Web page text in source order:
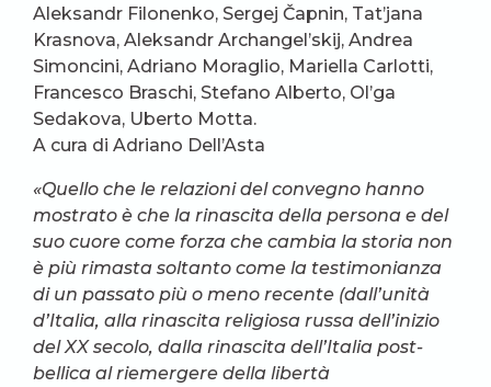
Aleksandr Filonenko, Sergej Čapnin, Tat’jana
Krasnova, Aleksandr Archangel’skij, Andrea
Simoncini, Adriano Moraglio, Mariella Carlotti,
Francesco Braschi, Stefano Alberto, Ol’ga
Sedakova, Uberto Motta.
A cura di Adriano Dell’Asta
«Quello che le relazioni del convegno hanno
mostrato è che la rinascita della persona e del
suo cuore come forza che cambia la storia non
è più rimasta soltanto come la testimonianza
di un passato più o meno recente (dall’unità
d’Italia, alla rinascita religiosa russa dell’inizio
del XX secolo, dalla rinascita dell’Italia post-
bellica al riemergere della libertà